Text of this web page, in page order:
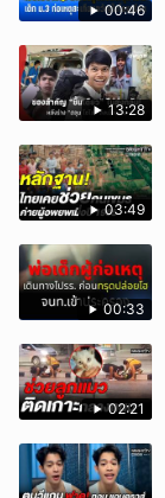
00:46
13:28
03:49
00:33
02:21